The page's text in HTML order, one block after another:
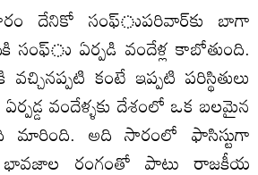
దేనికో సంఫ్‌ుపరివార్‌కు బాగా
సంఫ్‌ు ఏర్పడి వందేళ్ల కాబోతుంది.
కంటే ఇప్పటి పరిస్థితులు
వందేళ్ళకు దేశంలో ఒక బలమైన
మారింది. అది సారంలో ఫాసిస్టుగా
భావజాల రంగంతో పాటు రాజకీయ